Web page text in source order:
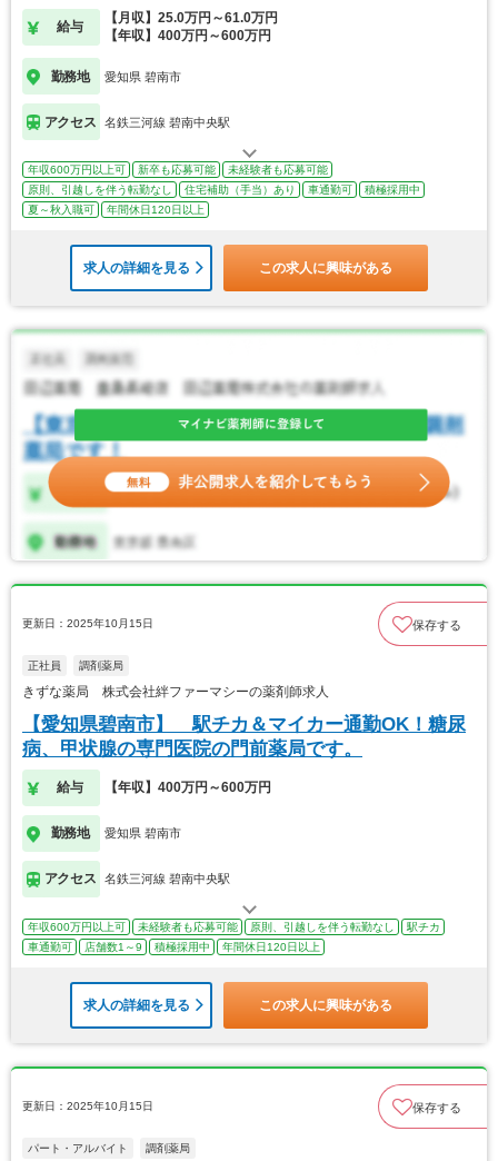
給与
【月収】25.0万円～61.0万円
【年収】400万円～600万円
勤務地 愛知県 碧南市
アクセス 名鉄三河線 碧南中央駅
年収600万円以上可 新卒も応募可能
未経験者も応募可能
原則、引越しを伴う転勤なし
住宅補助（手当）あり 車通勤可
積極採用中
夏～秋入職可
年間休日120日以上
求人の詳細を見る この求人に興味がある
更新日：2025年10月15日 保存する
正社員 調剤薬局
きずな薬局 株式会社絆ファーマシーの薬剤師求人
【愛知県碧南市】 駅チカ＆マイカー通勤OK！糖尿
病、甲状腺の専門医院の門前薬局です。
給与 【年収】400万円～600万円
勤務地 愛知県 碧南市
アクセス 名鉄三河線 碧南中央駅
年収600万円以上可 未経験者も応募可能 原則、引越しを伴う転勤なし
駅チカ
車通勤可
店舗数1～9 積極採用中 年間休日120日以上
求人の詳細を見る この求人に興味がある
更新日：2025年10月15日 保存する
パート・アルバイト 調剤薬局